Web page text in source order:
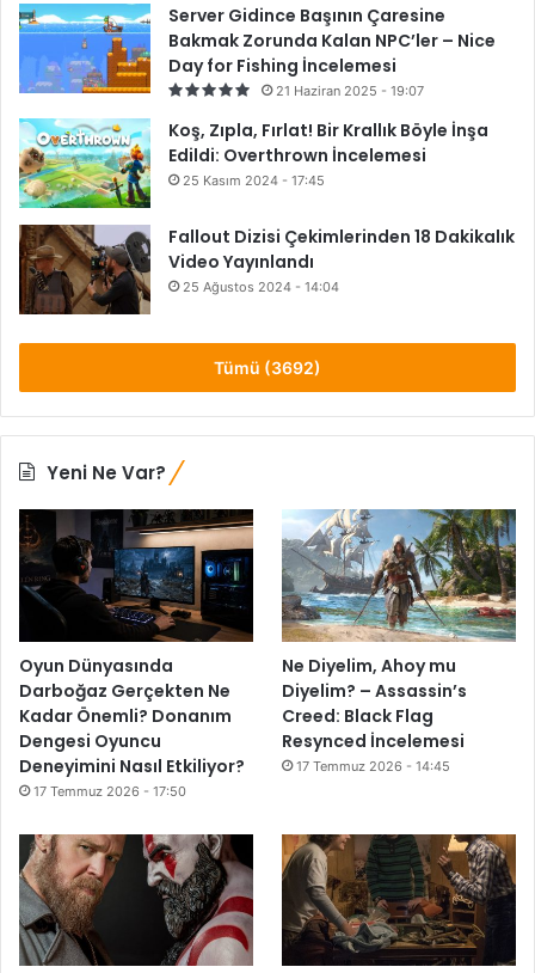
Server Gidince Başının Çaresine
Bakmak Zorunda Kalan NPC’ler – Nice
Day for Fishing İncelemesi
21 Haziran 2025 - 19:07
8.8
Koş, Zıpla, Fırlat! Bir Krallık Böyle İnşa
Edildi: Overthrown İncelemesi
25 Kasım 2024 - 17:45
Fallout Dizisi Çekimlerinden 18 Dakikalık
Video Yayınlandı
25 Ağustos 2024 - 14:04
Tümü (3692)
Yeni Ne Var?
Oyun Dünyasında
Darboğaz Gerçekten Ne
Kadar Önemli? Donanım
Dengesi Oyuncu
Deneyimini Nasıl Etkiliyor?
17 Temmuz 2026 - 17:50
8.2
Ne Diyelim, Ahoy mu
Diyelim? – Assassin’s
Creed: Black Flag
Resynced İncelemesi
17 Temmuz 2026 - 14:45